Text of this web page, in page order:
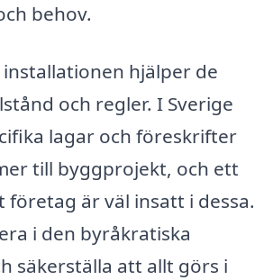
behov.
hjälper de
och regler. I Sverige
lagar och föreskrifter
till byggprojekt, och ett
företag är väl insatt i dessa.
i den byråkratiska
säkerställa att allt görs i